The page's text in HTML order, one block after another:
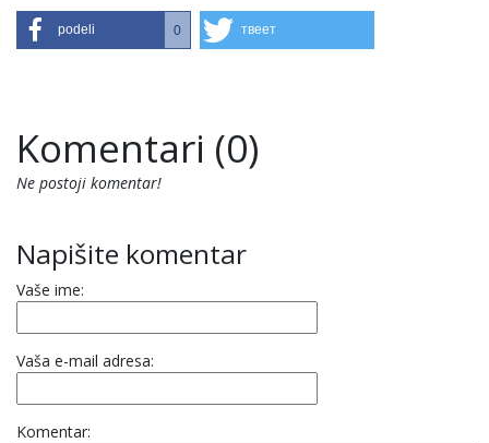
podeli 0 твеет
Komentari (0)
Ne postoji komentar!
Napišite komentar
Vaše ime:
Vaša e-mail adresa:
Komentar: